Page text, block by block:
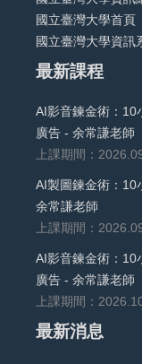
國立臺灣大學首頁
國立臺灣大學資訊
最新課程
AI影音鍊金術：10
廣告 - 余常謙老師
上課期間：
AI製圖鍊金術：10
余常謙老師
上課期間：
AI影音鍊金術：10
廣告 - 余常謙老師
上課期間：
最新消息